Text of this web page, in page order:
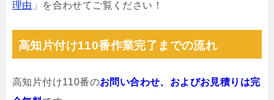
理由 」を合わせてご覧ください！
高知片付け110番作業完了までの流れ
高知片付け110番のお問い合わせ、およびお見積りは完